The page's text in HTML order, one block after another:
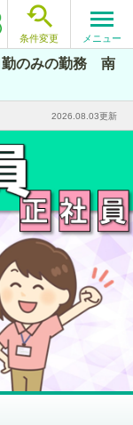

条件変更 メニュー
勤のみの勤務 南
2026.08.03更新